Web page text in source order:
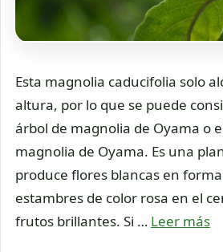
Esta magnolia caducifolia solo
altura, por lo que se puede
árbol de magnolia de Oyama o
magnolia de Oyama. Es una
produce flores blancas en
estambres de color rosa en el
frutos brillantes. Si … Leer más